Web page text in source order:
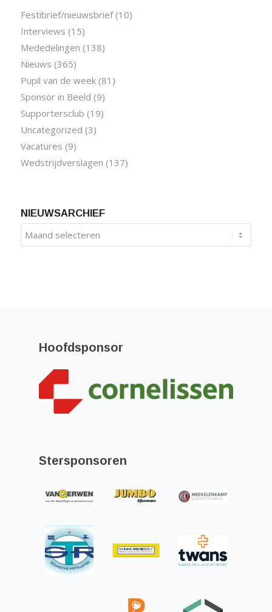
Festibrief/nieuwsbrief(10)
Interviews (15)
Mededelingen (138)
Nieuws (365)
Pupil van de week(81)
Sponsor in Beeld (9)
Supportersclub (19)
Uncategorized (3)
Vacatures (9)
Wedstrijdverslagen (137)
NIEUWSARCHIEF
Hoofdsponsor
Stersponsoren